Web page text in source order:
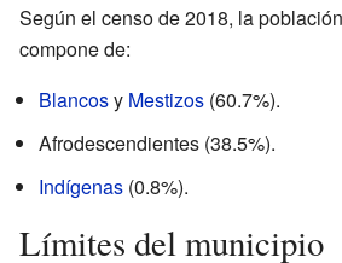
Según el censo de 2018, la
compone de:
Blancosy Mestizos (60.7%).
Afrodescendientes (38.5%).
Indígenas (0.8%).
Límites del municipio